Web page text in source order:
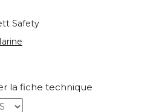
Safety
la fiche technique